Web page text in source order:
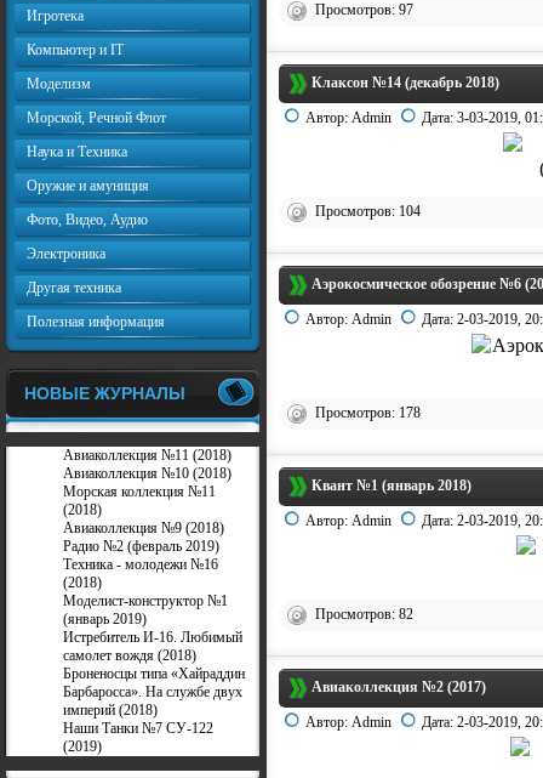
Просмотров: 97
Клаксон №14 (декабрь 2018)
Автор: Admin Дата: 3-03-2019,
Просмотров: 104
Аэрокосмическое обозрение №6
Автор: Admin Дата: 2-03-2019,
Просмотров: 178
Квант №1 (январь 2018)
Автор: Admin Дата: 2-03-2019,
Просмотров: 82
Авиаколлекция №2 (2017)
Автор: Admin Дата: 2-03-2019,
Игротека
Компьютер и IT
Моделизм
Морской, Речной Флот
Наука и Техника
Оружие и амуниция
Фото, Видео, Аудио
Электроника
Другая техника
Полезная информация
НОВЫЕ ЖУРНАЛЫ
Авиаколлекция №11 (2018)
Авиаколлекция №10 (2018)
Морская коллекция №11
(2018)
Авиаколлекция №9 (2018)
Радио №2 (февраль 2019)
Техника - молодежи №16
(2018)
Моделист-конструктор №1
(январь 2019)
Истребитель И-16. Любимый
самолет вождя (2018)
Броненосцы типа «Хайраддин
Барбаросса». На службе двух
империй (2018)
Наши Танки №7 СУ-122
(2019)